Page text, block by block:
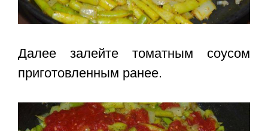
Далее залейте томатным соусом
приготовленным ранее.